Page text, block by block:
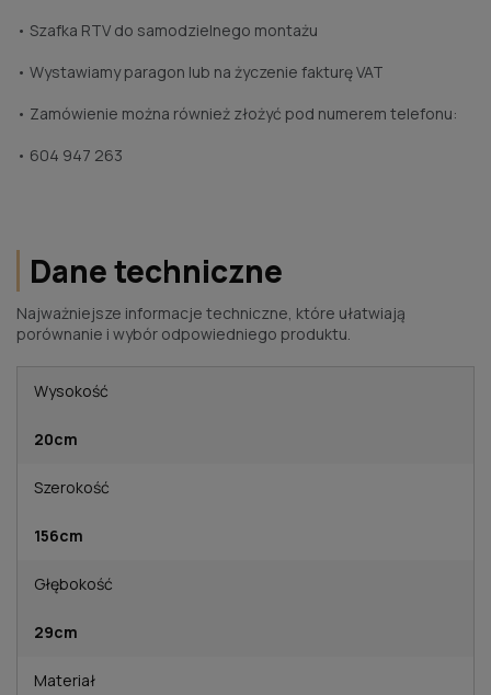
• Szafka RTV do samodzielnego montażu
• Wystawiamy paragon lub na życzenie fakturę VAT
• Zamówienie można również złożyć pod numerem telefonu:
• 604 947 263
Dane techniczne
Najważniejsze informacje techniczne, które ułatwiają
porównanie i wybór odpowiedniego produktu.
Wysokość
20cm
Szerokość
156cm
Głębokość
29cm
Materiał